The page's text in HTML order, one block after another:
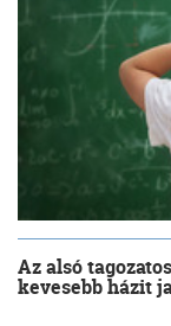
Az alsó
kevesebb házit